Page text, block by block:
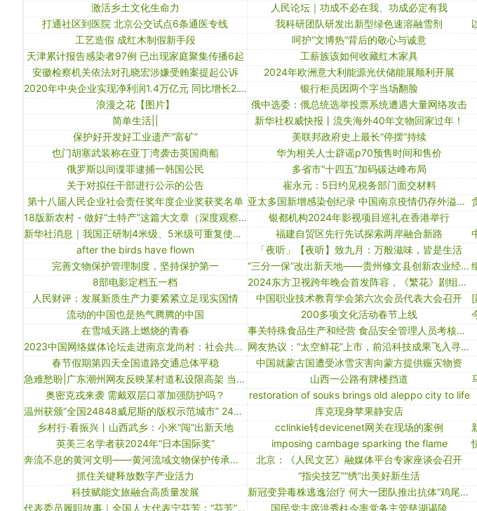
激活乡土文化生命力
人民论坛｜功成不必在我、功成必定有我
打通社区到医院 北京公交试点6条通医专线
我科研团队研发出新型绿色速溶融雪剂
工艺造假 成红木制假新手段
呵护“文博热”背后的敬心与诚意
天津累计报告感染者97例 已出现家庭聚集传播6起
工薪族该如何收藏红木家具
安徽检察机关依法对孔晓宏涉嫌受贿案提起公诉
2024年欧洲意大利能源光伏储能展顺利开展
2020年中央企业实现净利润1.4万亿元 同比增长2.1%
银行柜员因两个字当场翻脸
浪漫之花【图片】
俄中选委：俄总统选举投票系统遭遇大量网络攻击
简单生活||
新华社权威快报丨流失海外40年文物回家过年！
保护好开发好工业遗产“富矿”
美联邦政府史上最长“停摆”持续
也门胡塞武装称在亚丁湾袭击英国商船
华为相关人士辟谣p70预售时间和售价
俄罗斯以间谍罪逮捕一韩国公民
多省市“十四五”加码碳达峰布局
关于对拟任干部进行公示的公告
崔永元：5日约见税务部门面交材料
第十八届人民企业社会责任奖年度企业奖获奖名单
亚太多国新增感染创纪录 中国南京疫情仍存外溢风险｜大流行手记
18版新农村 - 做好“土特产”这篇大文章（深度观察·推进乡村全面振兴不断取得新成效）
银都机构2024年影视项目巡礼在香港举行
新华社消息｜我国正研制4米级、5米级可重复使用火箭
福建自贸区先行先试探索两岸融合新路
after the birds have flown
「夜听」【夜听】致九月：万般滋味，皆是生活
完善文物保护管理制度，坚持保护第一
“三分一保”改出新天地——贵州修文县创新农业经营机制助农增收
8部电影定档五一档
2024东方卫视跨年晚会首发阵容，《繁花》剧组加盟
人民财评：发展新质生产力要紧紧立足现实国情
中国职业技术教育学会第六次会员代表大会召开
流动的中国也是热气腾腾的中国
200多项文化活动春节上线
在雪域天路上燃烧的青春
事关特殊食品生产和经营 食品安全管理人员考核新规今年3月施行
2023中国网络媒体论坛走进南京龙尚村：社会共建 温暖共鸣
网友热议：“太空鲜花”上市，前沿科技成果飞入寻常百姓家
春节假期第四天全国道路交通总体平稳
中国就蒙古国遭受冰雪灾害向蒙方提供赈灾物资
急难愁盼|广东潮州网友反映某村道私设限高架 当地：拆
山西一公路有牌楼挡道
奥密克戎来袭 需戴双层口罩加强防护吗？
restoration of souks brings old aleppo city to life
温州获颁“全国24848威尼斯的版权示范城市” 24848威尼斯的版权赋能城市经济发展
库克现身苹果静安店
乡村行·看振兴丨山西武乡：小米“闯”出新天地
cclinkie转devicenet网关在现场的案例
英美三名学者获2024年“日本国际奖”
imposing cambage sparking the flame
奔流不息的黄河文明——黄河流域文物保护传承观察
北京：《人民文艺》融媒体平台专家座谈会召开
抓住关键释放数字产业活力
“指尖技艺”“绣”出美好新生活
科技赋能文旅融合高质量发展
新冠变异毒株逃逸治疗 何大一团队推出抗体“鸡尾酒疗法”
代表委员履职故事｜全国人大代表宁芬芳：“芬芳”在泥土中生长
国民党主席洪秀柱今率党务主管慈湖谒陵